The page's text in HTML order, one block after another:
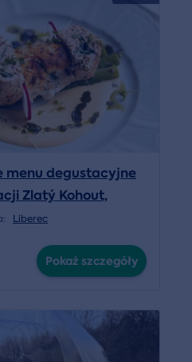
menu degustacyjne
Zlatý Kohout,
Liberec
Pokaż szczegóły